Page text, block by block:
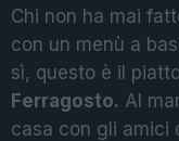
Chi non ha mai
con un menù a
sì, questo è il
Ferragosto. Al
casa con gli amici